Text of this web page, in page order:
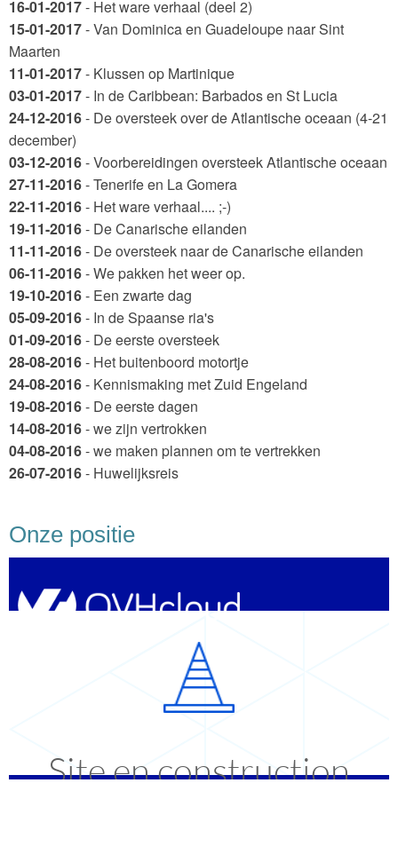
16-01-2017- Het ware verhaal (deel 2)
15-01-2017- Van Dominica en Guadeloupe naar Sint
Maarten
11-01-2017- Klussen op Martinique
03-01-2017- In de Caribbean: Barbados en St Lucia
24-12-2016- De oversteek over de Atlantische oceaan (4-21
december)
03-12-2016- Voorbereidingen oversteek Atlantische oceaan
27-11-2016- Tenerife en La Gomera
22-11-2016- Het ware verhaal.... ;-)
19-11-2016- De Canarische eilanden
11-11-2016- De oversteek naar de Canarische eilanden
06-11-2016- We pakken het weer op.
19-10-2016- Een zwarte dag
05-09-2016- In de Spaanse ria's
01-09-2016- De eerste oversteek
28-08-2016- Het buitenboord motortje
24-08-2016- Kennismaking met Zuid Engeland
19-08-2016- De eerste dagen
14-08-2016- we zijn vertrokken
04-08-2016- we maken plannen om te vertrekken
26-07-2016- Huwelijksreis
Onze positie